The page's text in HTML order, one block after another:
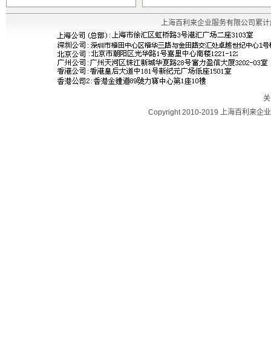
上海百利来企业服务有限公司累计
Copyright 2010-2019 上海百利来企